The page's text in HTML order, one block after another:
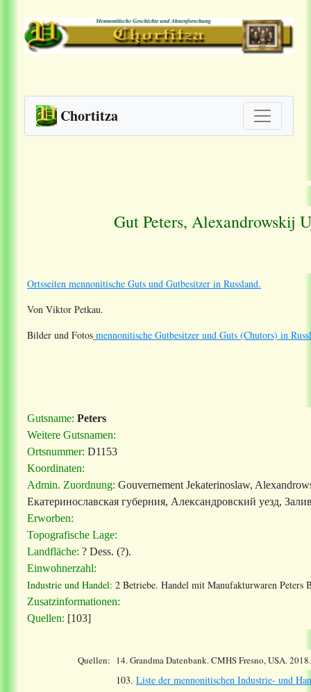
Chortitza
Gut Peters, Alexandrowskij
Ortsseiten mennonitische Guts und Gutbesitzer in Russland.
Von Viktor Petkau.
Bilder und Fotos mennonitische Gutbesitzer und Guts (Chutors) in
Gutsname: Peters
Weitere Gutsnamen:
Ortsnummer: D1153
Koordinaten:
Admin. Zuordnung: Gouvernement Jekaterinoslaw,
Екатеринославская губерния, Александровский уезд,
Erworben:
Topografische Lage:
Landfläche: ? Dess. (?).
Einwohnerzahl:
Industrie und Handel: 2 Betriebe. Handel mit Manufakturwaren Peters
Zusatzinformationen:
Quellen: [103]
Quellen: 14.Grandma Datenbank. CMHS Fresno, USA.
103. Liste der mennonitischen Industrie- und